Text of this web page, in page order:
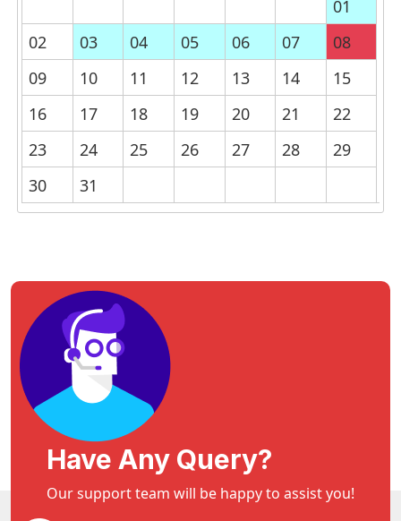
01
02
03 04 05 06 07
08
09
10 11 12 13 14
15
16
17 18 19 20 21
22
23
24 25 26 27 28
29
30
31
Have Any Query?
Our support team will be happy to assist you!